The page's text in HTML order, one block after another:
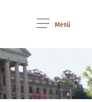
Menü